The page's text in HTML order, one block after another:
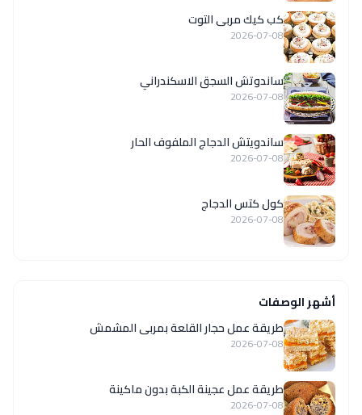
كب كيك مربى التوت
2026-07-08
ساندوتش السجق الاسكندراني
2026-07-08
ساندويتش الدجاج الملفوف الحار
2026-07-08
كول كتس الدجاج
2026-07-08
أشهر الوصفات
طريقة عمل حجار القلعة بمربى المشمش
2026-07-08
طريقة عمل عجينة الكبة بدون ماكينة
2026-07-08